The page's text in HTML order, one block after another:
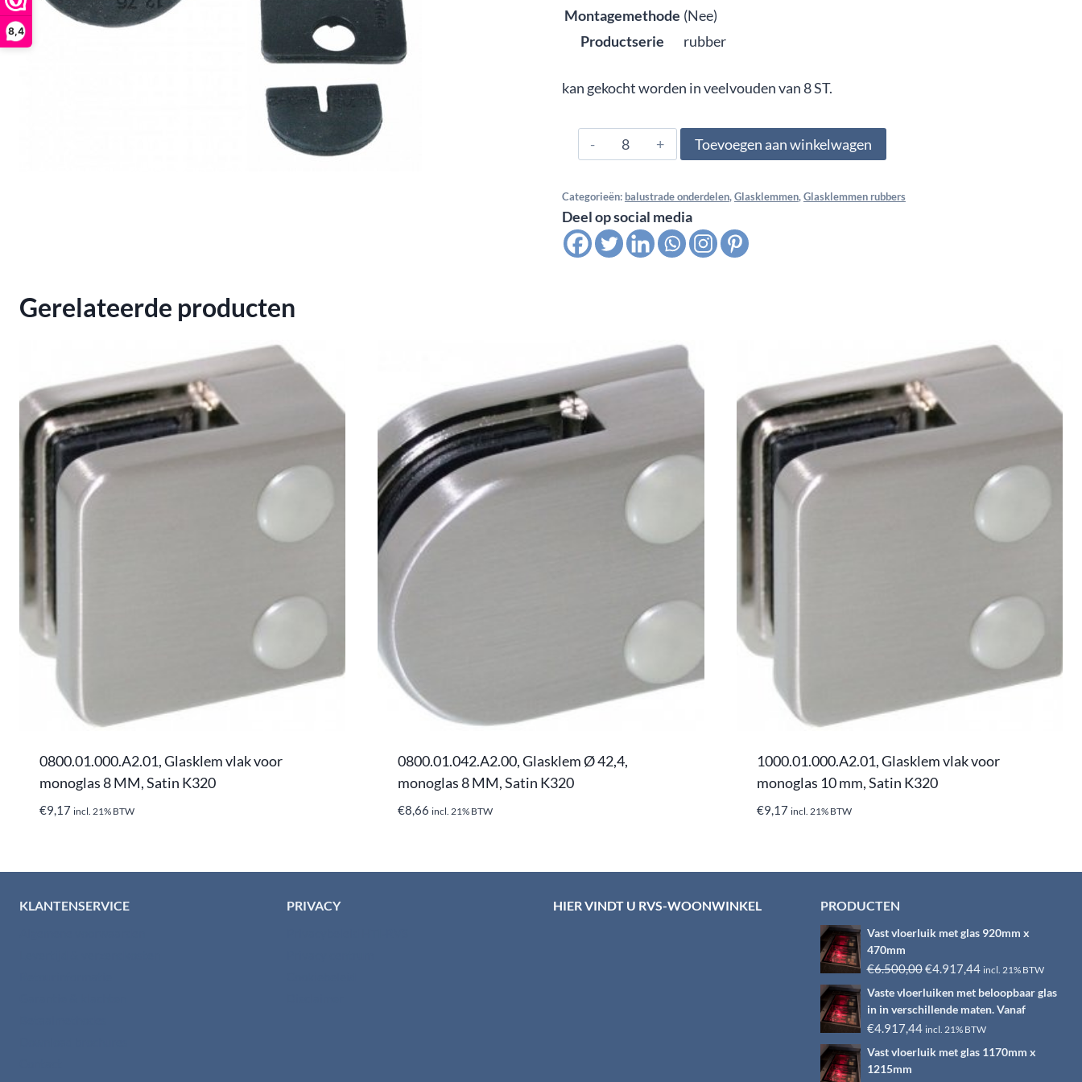
8,4
Montagemethode (Nee)
Productserie
rubber
kan gekocht worden in veelvouden van 8 ST.
0952.02.6760,
Glasklem
tbv
model
02
(4-
1,52-
Toevoegen aan winkelwagen
Categorieën: balustrade onderdelen, Glasklemmen, Glasklemmen rubbers
Deel op social media
Gerelateerde producten
0800.01.000.A2.01, Glasklem vlak voor
monoglas 8 MM, Satin K320
€9,17 incl. 21% BTW
0800.01.042.A2.00, Glasklem Ø 42,4,
monoglas 8 MM, Satin K320
€8,66 incl. 21% BTW
1000.01.000.A2.01, Glasklem vlak voor
monoglas 10 mm, Satin K320
€9,17 incl. 21% BTW
KLANTENSERVICE PRIVACY HIER VINDT U RVS-WOONWINKEL PRODUCTEN
Vast vloerluik met glas 920mm x
470mm
€6.500,00Oorspronkelijke
prijs
was:
€6.500,00.
€4.917,44Huidige
prijs
is:
€4.917,44.
incl. 21% BTW
Vaste vloerluiken met beloopbaar glas
in in verschillende maten. Vanaf
€4.917,44 incl. 21% BTW
Vast vloerluik met glas 1170mm x
1215mm